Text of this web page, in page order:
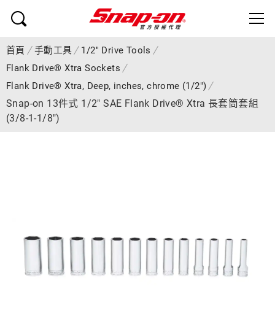
首頁 手動工具
1/2" Drive Tools
Flank Drive® Xtra Sockets
Flank Drive® Xtra, Deep, inches, chrome (1/2")
Snap-on 13件式 1/2" SAE Flank Drive® Xtra 長套筒套組
(3/8-1-1/8")